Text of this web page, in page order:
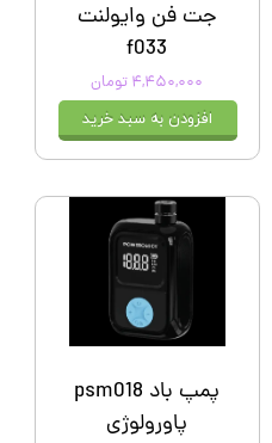
جت فن وایولنت
f033
۴,۴۵۰,۰۰۰ تومان
افزودن به سبد خرید
پمپ باد psm018
پاورولوژی